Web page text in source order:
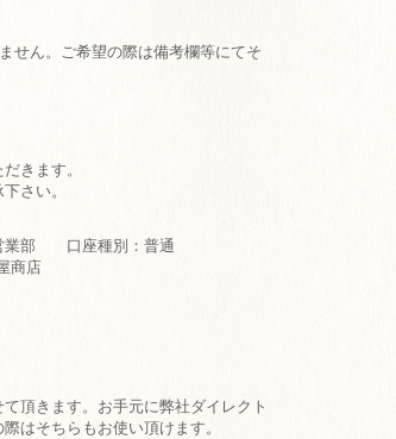
せん。ご希望の際は備考欄等にてそ
きます。
さい。
部 口座種別：普通
商店
頂きます。お手元に弊社ダイレクト
はそちらもお使い頂けます。